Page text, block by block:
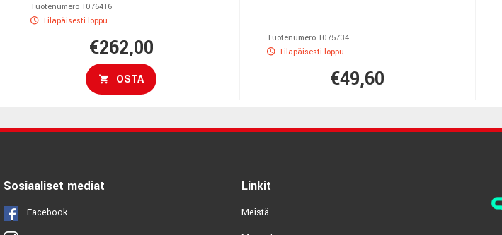
Tuotenumero 1076416
Tilapäisesti loppu
€262,00
OSTA
Tuotenumero 1075734
Tilapäisesti loppu
€49,60
Sosiaaliset mediat
Facebook
Linkit
Meistä